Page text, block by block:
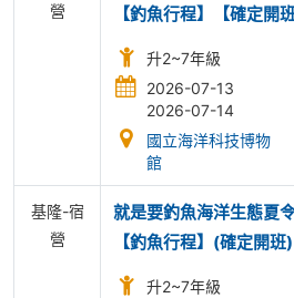
營
【釣魚行程】【確定開班
升2~7年級
2026-07-13
2026-07-14
國立海洋科技博物
館
基隆-宿
營
就是要釣魚海洋生態夏
【釣魚行程】(確定開班)
升2~7年級